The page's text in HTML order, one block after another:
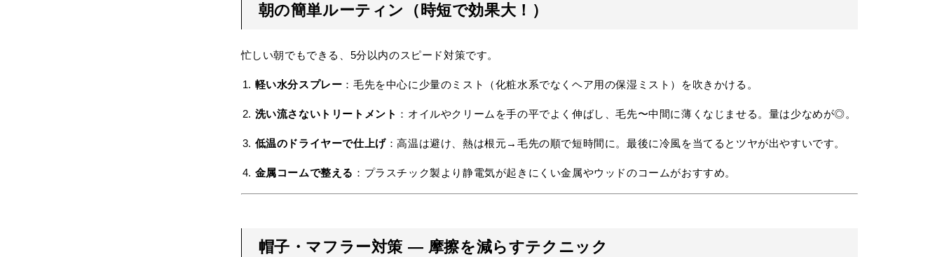
朝の簡単ルーティン（時短で効果大！）
忙しい朝でもできる、5分以内のスピード対策です。
軽い水分スプレー ：毛先を中心に少量のミスト（化粧水系でなくヘア用の保湿ミスト）を吹きかける。
洗い流さないトリートメント ：オイルやクリームを手の平でよく伸ばし、毛先〜中間に薄くなじませる。量は少なめが◎。
低温のドライヤーで仕上げ：高温は避け、熱は根元→毛先の順で短時間に。最後に冷風を当てるとツヤが出やすいです。
金属コームで整える ：プラスチック製より静電気が起きにくい金属やウッドのコームがおすすめ。
帽子・マフラー対策 — 摩擦を減らすテクニック